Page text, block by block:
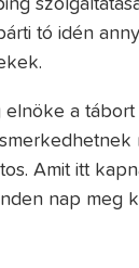
tó idén
a
Amit itt
nap meg